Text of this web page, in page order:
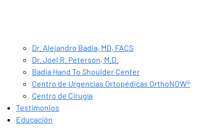
Dr. Alejandro Badia, MD, FACS
Dr. Joel R. Peterson, M.D.
Badia Hand To Shoulder Center
Centro de Urgencias Ortopédicas OrthoNOW®
Centro de Cirugía
Testimonios
Educación